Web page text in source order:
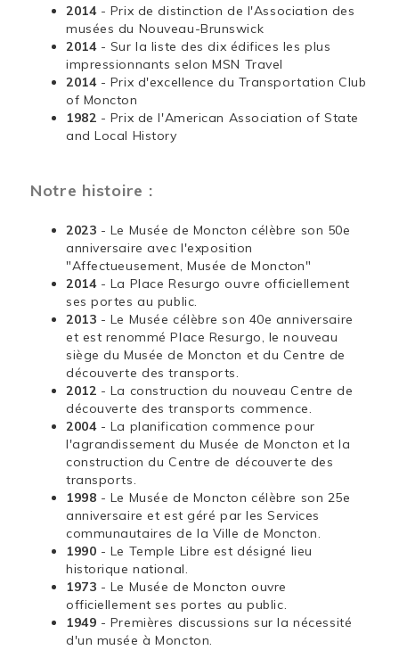
2014 - Prix de distinction de l'Association des
musées du Nouveau-Brunswick
2014 - Sur la liste des dix édifices les plus
impressionnants selon MSN Travel
2014 - Prix d'excellence du Transportation Club
of Moncton
1982 - Prix de l'American Association of State
and Local History
Notre histoire :
2023 - Le Musée de Moncton célèbre son 50e
anniversaire avec l'exposition
"Affectueusement, Musée de Moncton"
2014 - La Place Resurgo ouvre officiellement
ses portes au public.
2013 - Le Musée célèbre son 40e anniversaire
et est renommé Place Resurgo, le nouveau
siège du Musée de Moncton et du Centre de
découverte des transports.
2012 - La construction du nouveau Centre de
découverte des transports commence.
2004 - La planification commence pour
l'agrandissement du Musée de Moncton et la
construction du Centre de découverte des
transports.
1998 - Le Musée de Moncton célèbre son 25e
anniversaire et est géré par les Services
communautaires de la Ville de Moncton.
1990 - Le Temple Libre est désigné lieu
historique national.
1973 - Le Musée de Moncton ouvre
officiellement ses portes au public.
1949 - Premières discussions sur la nécessité
d'un musée à Moncton.